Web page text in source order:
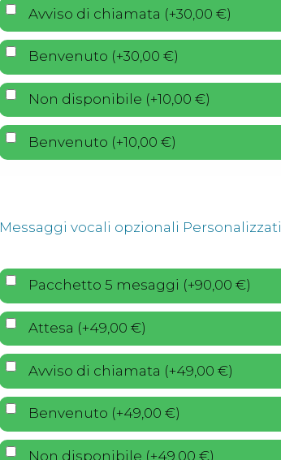
Avviso di chiamata (+30,00€)
Benvenuto (+30,00€)
Non disponibile (+10,00€)
Benvenuto (+10,00€)
Messaggi vocali opzionali Personalizzati
Pacchetto 5 mesaggi (+90,00€)
Attesa (+49,00€)
Avviso di chiamata (+49,00€)
Benvenuto (+49,00€)
Non disponibile (+49,00€)